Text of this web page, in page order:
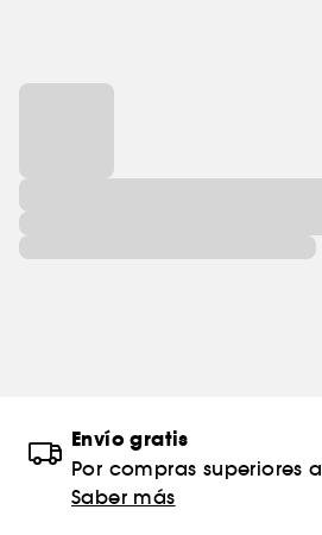
Envío gratis
Por compras superiores
Saber más